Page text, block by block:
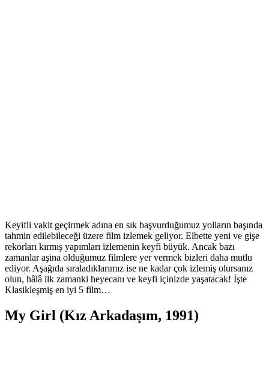
Keyifli vakit geçirmek adına en sık başvurduğumuz yolların başında
tahmin edilebileceği üzere film izlemek geliyor. Elbette yeni ve gişe
rekorları kırmış yapımları izlemenin keyfi büyük. Ancak bazı
zamanlar aşina olduğumuz filmlere yer vermek bizleri daha mutlu
ediyor. Aşağıda sıraladıklarımız ise ne kadar çok izlemiş olursanız
olun, hâlâ ilk zamanki heyecanı ve keyfi içinizde yaşatacak! İşte
Klasikleşmiş en iyi 5 film…
My Girl (Kız Arkadaşım, 1991)